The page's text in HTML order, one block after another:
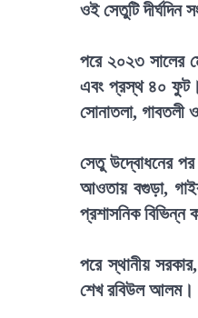
ওই সেতুটি দীর্ঘদিন
পরে ২০২৩ সালের
এবং প্রস্থ ৪০ ফুট।
সোনাতলা, গাবতলী
সেতু উদ্বোধনের
আওতায় বগুড়া,
প্রশাসনিক বিভিন্ন
পরে স্থানীয়
শেখ রবিউল আলম।